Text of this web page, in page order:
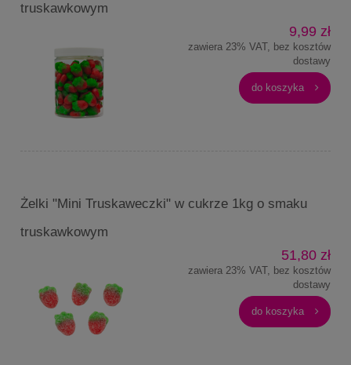
truskawkowym
9,99 zł
zawiera 23% VAT, bez kosztów
dostawy
do koszyka
Żelki "Mini Truskaweczki" w cukrze 1kg o smaku
truskawkowym
51,80 zł
zawiera 23% VAT, bez kosztów
dostawy
do koszyka